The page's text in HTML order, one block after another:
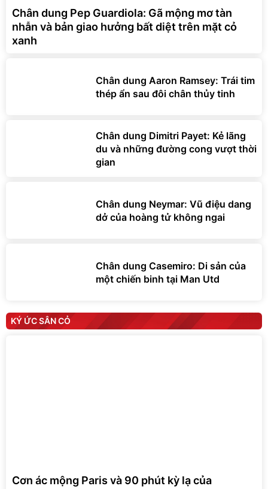
Chân dung Pep Guardiola: Gã mộng mơ tàn
nhẫn và bản giao hưởng bất diệt trên mặt cỏ
xanh
Chân dung Aaron Ramsey: Trái tim
thép ẩn sau đôi chân thủy tinh
Chân dung Dimitri Payet: Kẻ lãng
du và những đường cong vượt thời
gian
Chân dung Neymar: Vũ điệu dang
dở của hoàng tử không ngai
Chân dung Casemiro: Di sản của
một chiến binh tại Man Utd
KÝ ỨC SÂN CỎ
Cơn ác mộng Paris và 90 phút kỳ lạ của